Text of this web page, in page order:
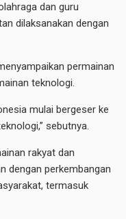
dan guru
dilaksanakan dengan
permainan
teknologi.
mulai bergeser ke
sebutnya.
rakyat dan
dengan perkembangan
termasuk